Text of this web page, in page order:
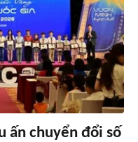
ấn chuyển đổi số